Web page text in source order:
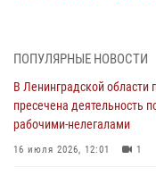
06 августа 2026, 13:39 1
В Центральном районе
хулигана, стрелявшего из
домами
06 августа 2026, 11:36
ПОПУЛЯРНЫЕ НОВОСТИ
В Ленинградской
пресечена деятельность
рабочими-нелегалами
16 июля 2026, 12:01 1